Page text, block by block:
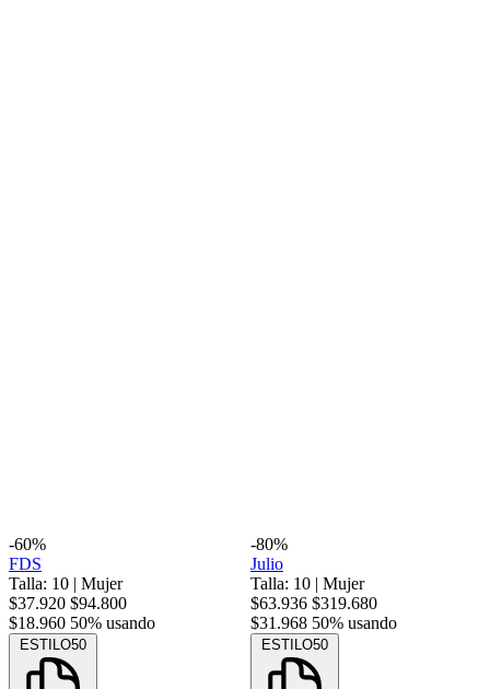
-60%
FDS
Talla: 10 | Mujer
$37.920 $94.800
$18.960 50% usando
ESTILO50
-80%
Julio
Talla: 10 | Mujer
$63.936 $319.680
$31.968 50% usando
ESTILO50